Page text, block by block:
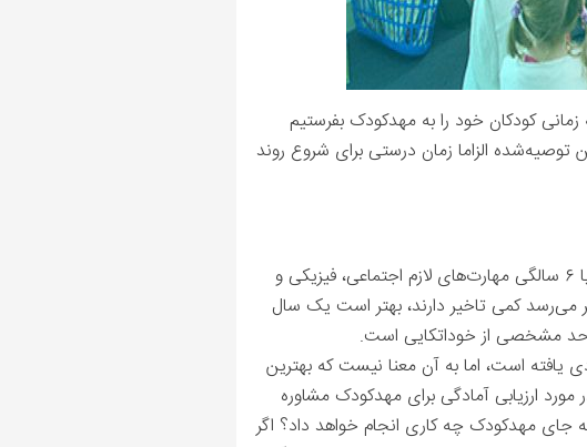
کودکان خود را به مهدکودک بفرستیم
الزاما زمان درستی برای شروع روند
کودکان سن مهدکودک، در مرحله رشدی بسیار متفاوتی از هم قرار دارند. بسیاری از کودکان در ۵ یا ۶ سالگی مهارت‌های لازم اجتماعی، فیزیکی و
می‌رسد کمی تاخیر دارند، بهتر است یک سال
حد مشخصی از خوداتکایی است.
یافته است، اما به آن معنا نیست که بهترین
ارزیابی آمادگی برای مهدکودک مشاوره
جای مهدکودک چه کاری انجام خواهد داد؟ اگر